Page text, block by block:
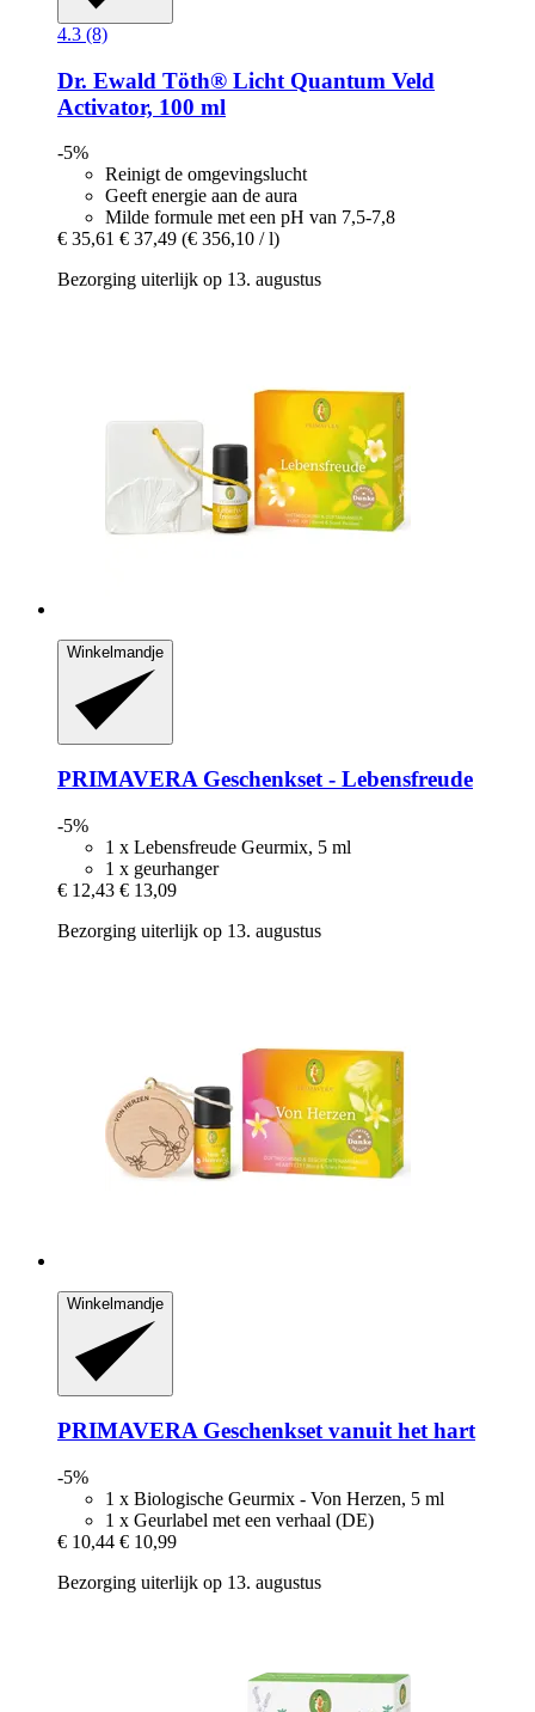
4.3 (8)
Dr. Ewald Töth® Licht Quantum Veld
Activator, 100 ml
-5%
Reinigt de omgevingslucht
Geeft energie aan de aura
Milde formule met een pH van 7,5-7,8
€ 35,61 € 37,49 (€ 356,10 / l)
Bezorging uiterlijk op 13. augustus
Winkelmandje
PRIMAVERAGeschenkset -​ Lebensfreude
-5%
1 x Lebensfreude Geurmix, 5 ml
1 x geurhanger
€ 12,43 € 13,09
Bezorging uiterlijk op 13. augustus
Winkelmandje
PRIMAVERAGeschenkset vanuit het hart
-5%
1 x Biologische Geurmix - Von Herzen, 5 ml
1 x Geurlabel met een verhaal (DE)
€ 10,44 € 10,99
Bezorging uiterlijk op 13. augustus